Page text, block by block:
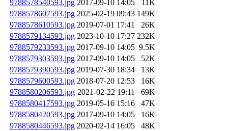
9788578540593.jpg 2017-09-10 14:05
11K
9788578607593.jpg 2025-02-19 09:43 149K
9788578610593.jpg 2019-07-01 17:41
26K
9788579134593.jpg 2023-10-10 17:27 232K
9788579233593.jpg 2017-09-10 14:05 9.5K
9788579303593.jpg 2017-09-10 14:05
52K
9788579390593.jpg 2019-07-30 18:34
13K
9788579600593.jpg 2018-07-20 12:53
16K
9788580206593.jpg 2021-02-22 19:11
69K
9788580417593.jpg 2019-05-16 15:16
47K
9788580420593.jpg 2017-09-10 14:05
16K
9788580446593.jpg 2020-02-14 16:05
48K